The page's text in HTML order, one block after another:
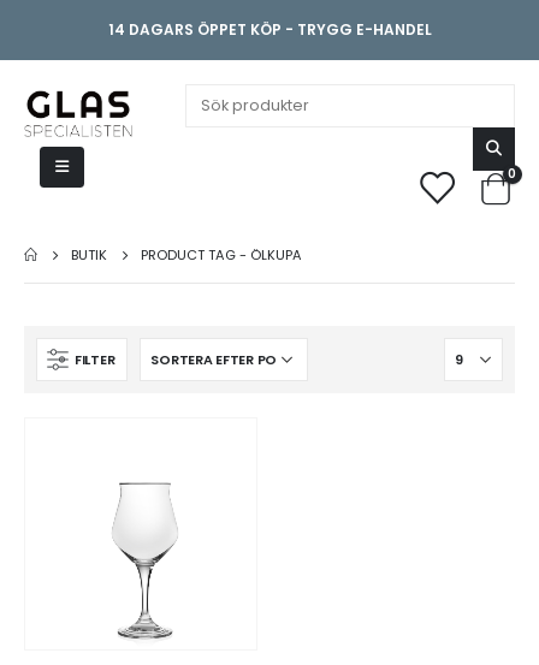
14 DAGARS ÖPPET KÖP - TRYGG E-HANDEL
0
BUTIK PRODUCT TAG - ÖLKUPA
FILTER